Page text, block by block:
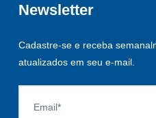
Newsletter
Cadastre-se e receba
atualizados em seu e-mail.